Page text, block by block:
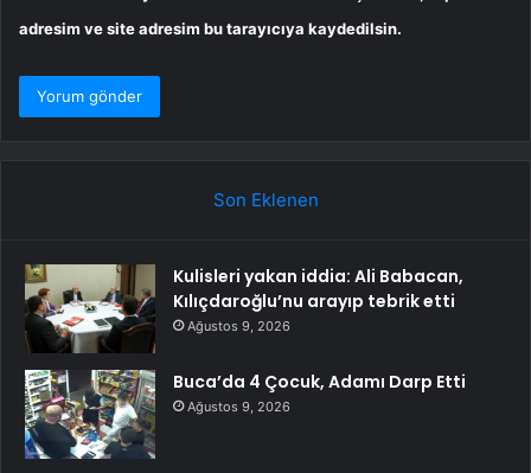
adresim ve site adresim bu tarayıcıya kaydedilsin.
Son Eklenen
Kulisleri yakan iddia: Ali Babacan,
Kılıçdaroğlu’nu arayıp tebrik etti
Ağustos 9, 2026
Buca’da 4 Çocuk, Adamı Darp Etti
Ağustos 9, 2026